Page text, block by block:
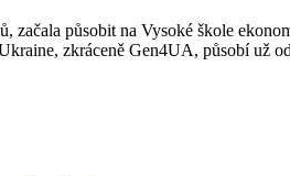
začala působit na Vysoké škole
zkráceně Gen4UA, působí už